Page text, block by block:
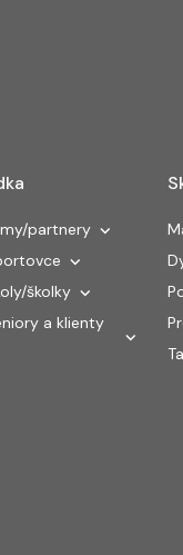
partnery
školky
a klienty